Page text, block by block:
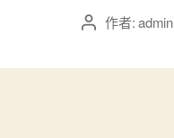
文 作者:admin